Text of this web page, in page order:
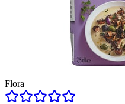
Flora